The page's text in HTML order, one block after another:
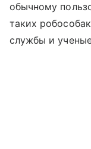
обычному
таких
службы и